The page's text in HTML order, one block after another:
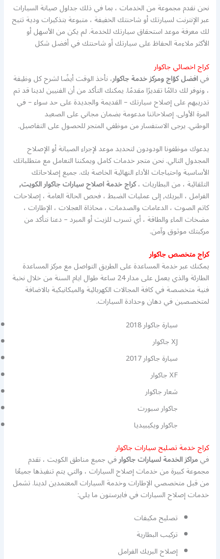
نحن نقدم مجموعة من الخدمات ، بما في ذلك جداول صيانة السيارات
عبر الإنترنت لسيارتك أو شاحنتك الخفيفة ، متبوعة بتذكيرات ودية تتيح
لك معرفة موعد استحقاق سيارتك للخدمة. لم يكن من الأسهل أو
الأكثر ملاءمة الحفاظ على سيارتك أو شاحنتك في أفضل شكل
كراج اخصائي جاكوار
فيافضل كؤاج ومركز خدمة جاكوار، نأخذ الوقت أيضًا لشرح كل وظيفة
، ونوفر لك دائمًا تقديرًا مقدمًا. يمكنك التأكد من أن الفنيين لدينا قد تم
تدريبهم على إصلاح سيارتك – القديمة والجديدة على حد سواء – في
المرة الأولى. إصلاحاتنا مدعومة بضمان مجاني على الصعيد
الوطني. يرجى الاستفسار من موظفي المتجر للحصول على التفاصيل.
يدعوك موظفونا الودودون لتحديد موعد لإجراء الصيانة أو الإصلاح
المجدول التالي. نحن متجر خدمات كامل ويمكننا التعامل مع متطلباتك
الأساسية واحتياجات الأداء النهائية الخاصة بك. جميع إصلاحاتك
التلقائية ، من البطاريات ،كراج خدمة اصلاح سيارات جاكوار الكويت,
الفرامل ، البريك, إلى عمليات الضبط ، فحص الحالة العامة ، إصلاحات
كاتم الصوت ، الدعامات والصدمات ، محاذاة العجلات ، الإطارات ،
مضخات الماء والطاقة ، أي تسرب للزيت أو المبرد – دعنا نتأكد من
مركبتك موثوق وآمن.
كراج متخصص جاكوار
يمكنك عبر خدمة المساعدة على الطريق التواصل مع مركز المساعدة
الطارئة والذي يعمل على مدار 24 ساعة طوال ايام السنة من خلال نخبة
فنية متخصصة في كافة المجالات الكهربائية والميكانيكية بالاضافة
لمتخصصين في دهان وحدادة السيارات.
سيارة جاكوار 2018
جاكوار XJ
سيارة جاكوار 2017
جاكوار XF
شعار جاكوار
جاكوار سبورت
جاكوار ويكيبيديا
كراج خدمة تصليح سيارات جاكوار
فيمراكز الخدمة لسيارات جاكوارفي جميع مناطق الكويت ، نقدم
مجموعة كبيرة من خدمات إصلاح السيارات ، والتي يتم تنفيذها جميعًا
من قبل متخصصي الإطارات وخدمة السيارات المعتمدين لدينا. تشمل
خدمات إصلاح السيارات في فايرستون ما يلي:
تصليح مكيفات
تركيب البطارية
إصلاح البريك الفرامل